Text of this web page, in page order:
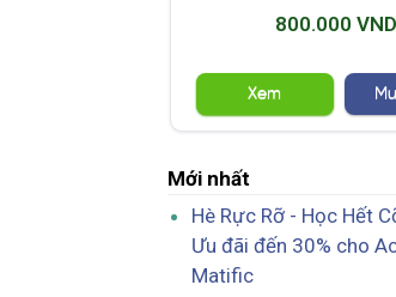
800.000 VND
Xem
Mới nhất
Hè Rực Rỡ - Học Hết
Ưu đãi đến 30% cho
Matific